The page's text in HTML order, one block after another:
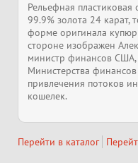
Рельефная
99.9% золота 24 карат,
форме оригинала
стороне изображен
министр финансов
Министерства
привлечения потоков
кошелек.
Перейти в каталог